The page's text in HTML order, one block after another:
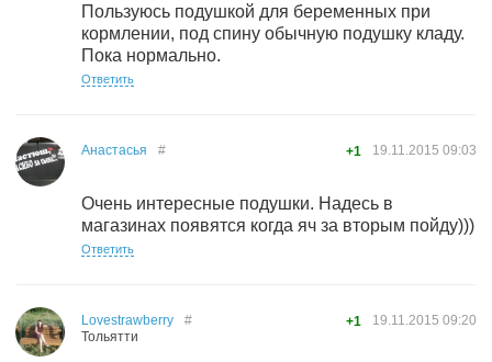
Пользуюсь подушкой для беременных при
кормлении, под спину обычную подушку кладу.
Пока нормально.
Ответить
Анастасья 19.11.2015 09:03
# +1
Очень интересные подушки. Надесь в
магазинах появятся когда яч за вторым пойду)))
Ответить
Lovestrawberry
Тольятти
19.11.2015 09:20
# +1